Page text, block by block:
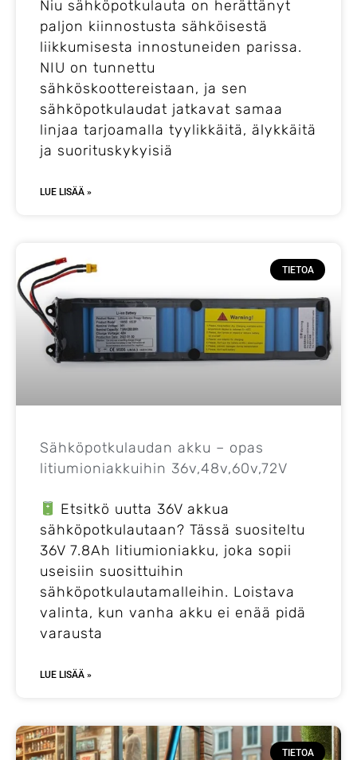
Niu sähköpotkulauta on herättänyt
paljon kiinnostusta sähköisestä
liikkumisesta innostuneiden parissa.
NIU on tunnettu
sähköskoottereistaan, ja sen
sähköpotkulaudat jatkavat samaa
linjaa tarjoamalla tyylikkäitä, älykkäitä
ja suorituskykyisiä
LUE LISÄÄ »
TIETOA
Sähköpotkulaudan akku – opas
litiumioniakkuihin 36v,48v,60v,72V
Etsitkö uutta 36V akkua
sähköpotkulautaan? Tässä suositeltu
36V 7.8Ah litiumioniakku, joka sopii
useisiin suosittuihin
sähköpotkulautamalleihin. Loistava
valinta, kun vanha akku ei enää pidä
varausta
LUE LISÄÄ »
TIETOA